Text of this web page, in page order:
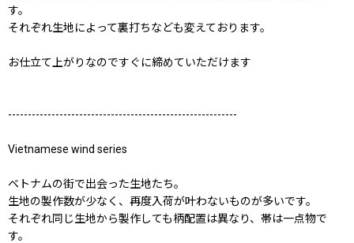
す。
それぞれ生地によって裏打ちなども変えております。
お仕立て上がりなのですぐに締めていただけます
----------------------------------------------------------
Vietnamese wind series
ベトナムの街で出会った生地たち。
生地の製作数が少なく、再度入荷が叶わないものが多いです。
それぞれ同じ生地から製作しても柄配置は異なり、帯は一点物で
す。